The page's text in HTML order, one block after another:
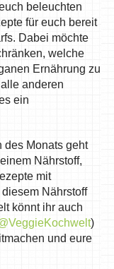
beleuchten
für euch bereit
Dabei möchte
welche
Ernährung zu
anderen
ein
des Monats geht
Nährstoff,
mit
Nährstoff
könnt ihr auch
)
und eure